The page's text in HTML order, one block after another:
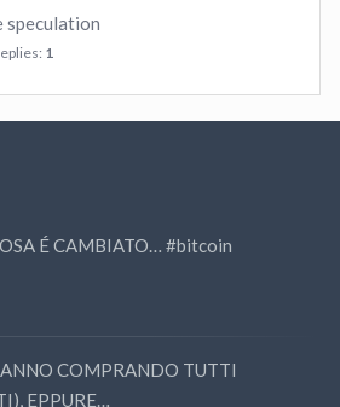
speculation
1
É CAMBIATO… #bitcoin
COMPRANDO TUTTI
EPPURE…